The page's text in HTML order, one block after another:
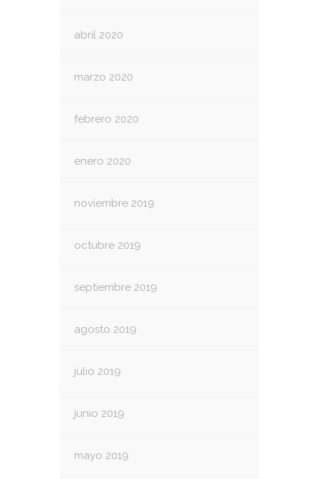
abril 2020
marzo 2020
febrero 2020
enero 2020
noviembre 2019
octubre 2019
septiembre 2019
agosto 2019
julio 2019
junio 2019
mayo 2019